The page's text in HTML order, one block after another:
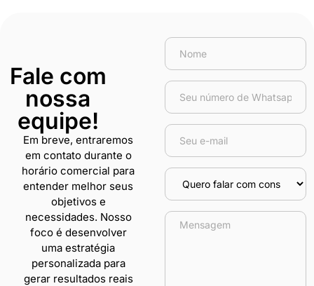
Fale com
nossa
equipe!
Em breve, entraremos
em contato durante o
horário comercial para
entender melhor seus
objetivos e
necessidades. Nosso
foco é desenvolver
uma estratégia
personalizada para
gerar resultados reais